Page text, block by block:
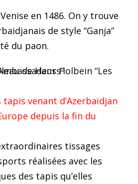
en 1486. On y trouve
de style “Ganja”
du paon.
tapis venant d’Azerbaïdjan
depuis la fin du
tissages
réalisées avec les
des tapis qu’elles